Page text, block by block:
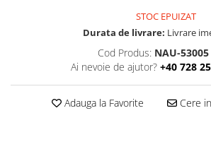
STOC EPUIZAT
Durata de livrare: Livrare
Cod Produs: NAU-53005
Ai nevoie de ajutor? +40 728
Adauga la Favorite Cere